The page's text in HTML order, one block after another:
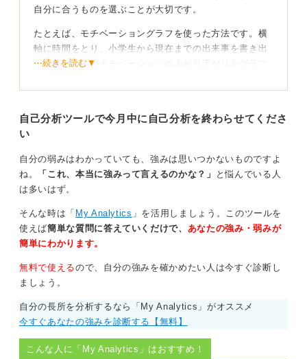
自分に合うものを選ぶことが大切です。
たとえば、モチベーショングラフを使った方法です。横
軸に時間をとり、小学生から現在までの出来事を書き出
し、そのときのモチベーションの上がり下がりをグラフ
すい方法です。
出来事と感情を整理！ 自分に合った方法で自己分析
また、出来事と感情を書き出しという方法もあります。
ノートに、頑張ったこと、苦労したこと、楽しかったこ
していきます。その出来事の横に、そのときにワクワク
した、しんどかった、うれしかったなど、どう感じたか
を具体的に書き添えましょう。
どちらの方法も、出来事とそれに紐づく感情を整理する
ことで、自分の得意なことや興味関心が浮かび上がって
きます。まずはどちらか試してみて、自分に合った方法
を見つけると良いでしょう。
0
⋯続きを読む▼
自己分析ツールで今月中に自己分析を終わらせてくださ
い
自分の弱みはわかっていても、強みは思いつかないものですよ
ね。
「これ、本当に強みって言えるのかな？」
と悩んでいる人
は多いはず。
そんな時は「 My Analytics 」を活用しましょう。このツールを
使えば簡単な質問に答えていくだけで、 あなたの強み・弱みが
簡単にわかります。
無料で使えるので、自分の強みを確かめたい人は今すぐ診断し
ましょう。
自分の長所を分析するなら「My Analytics」がオススメ
今すぐあなたの強みを診断する【無料】
こんな人に「My Analytics」はおすすめ！